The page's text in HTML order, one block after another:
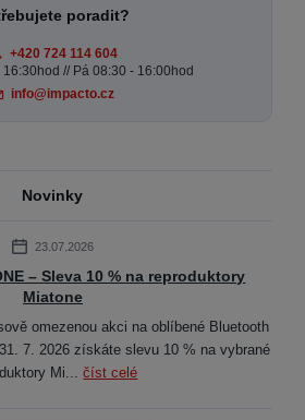
poradit?
+420 724 114 604
16:30hod // Pá 08:30 - 16:00hod
info@impacto.cz
Novinky
23.07.2026
– Sleva 10 % na reproduktory
Miatone
omezenou akci na oblíbené Bluetooth
7. 2026 získáte slevu 10 % na vybrané
Mi...číst celé